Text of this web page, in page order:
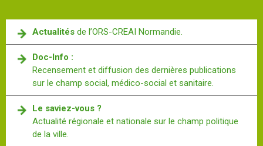
Actualités de l’ORS-CREAI Normandie.
Doc-Info :
Recensement et diffusion des dernières publications
sur le champ social, médico-social et sanitaire.
Le saviez-vous ?
Actualité régionale et nationale sur le champ politique
de la ville.